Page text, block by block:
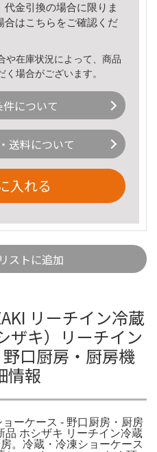
金引換の場合に限りま
合はこちら をご確認くだ
在庫状況によって、商品
場合がございます。
について
送料について
入れる
ストに追加
リーチイン冷蔵
ザキ）リーチイン
口厨房・厨房機
情報
ーケース - 野口厨房・厨房
品 ホシザキ リーチイン冷蔵
。冷蔵・冷凍ショーケース